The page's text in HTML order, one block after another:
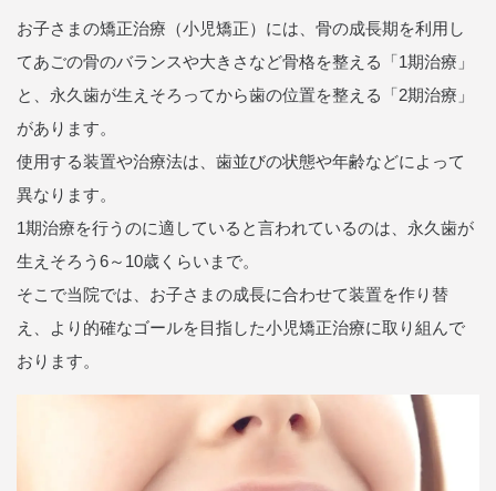
お子さまの矯正治療（小児矯正）には、骨の成長期を利用し
てあごの骨のバランスや大きさなど骨格を整える「1期治療」
と、永久歯が生えそろってから歯の位置を整える「2期治療」
があります。
使用する装置や治療法は、歯並びの状態や年齢などによって
異なります。
1期治療を行うのに適していると言われているのは、永久歯が
生えそろう6～10歳くらいまで。
そこで当院では、お子さまの成長に合わせて装置を作り替
え、より的確なゴールを目指した小児矯正治療に取り組んで
おります。